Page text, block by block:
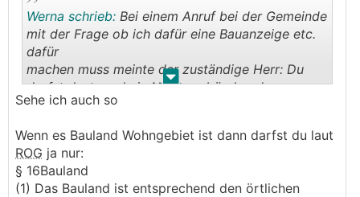
. .
Werna schrieb: Bei einem Anruf bei der Gemeinde
mit der Frage ob ich dafür eine Bauanzeige etc.
dafür
machen muss meinte der zuständige Herr: Du
darfst dort gar kein Nebengebäude oder
ähnliches errichten bevor nicht ein
Sehe ich auch so
Wenn es Bauland Wohngebiet ist dann darfst du laut
ROG ja nur:
§ 16Bauland
(1) Das Bauland ist entsprechend den örtlichen